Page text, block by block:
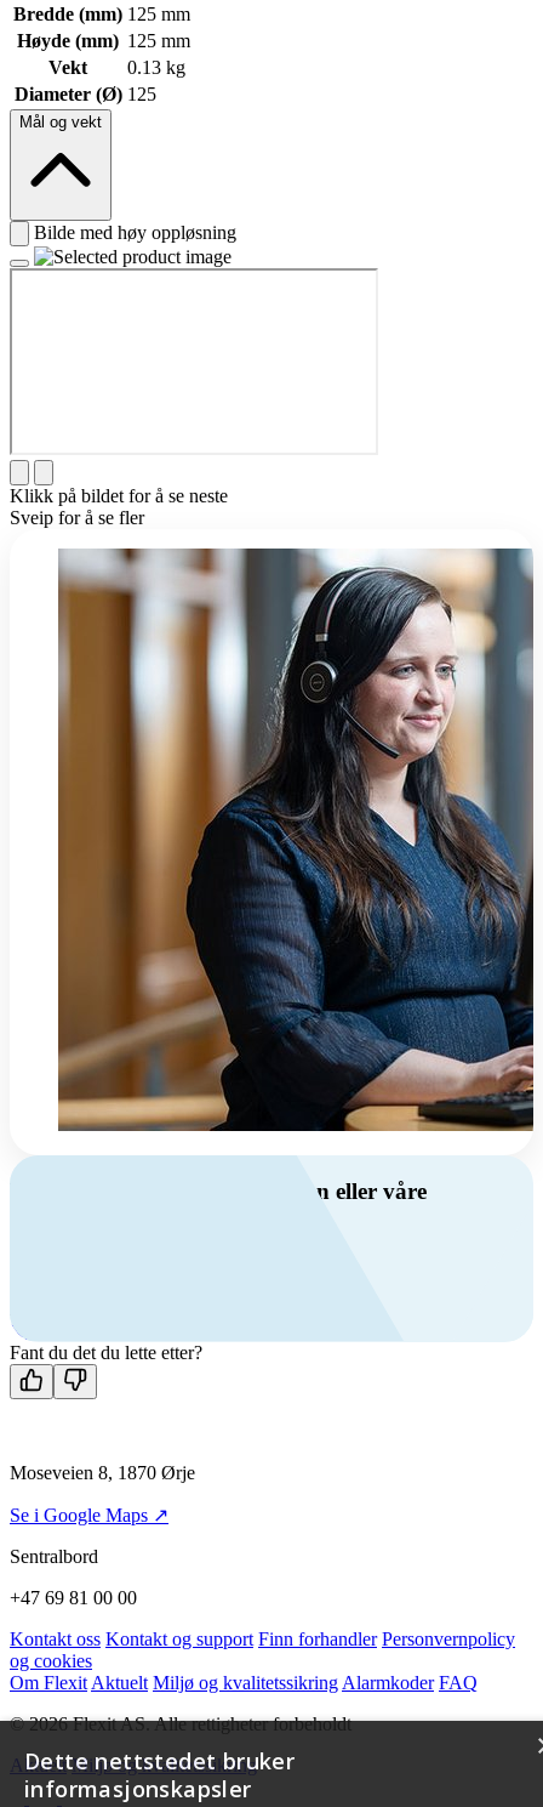
Bredde (mm) 125 mm
Høyde (mm) 125 mm
Vekt
0.13 kg
Diameter (Ø) 125
Mål og vekt
Bilde med høy oppløsning
Klikk på bildet for å se neste
Sveip for å se fler
Har du spørsmål om ventilasjon eller våre
Kontakt oss
Fant du det du lette etter?
Moseveien 8, 1870 Ørje
Se i Google Maps ↗
Sentralbord
+47 69 81 00 00
Kontakt oss Kontakt og support Finn forhandler Personvernpolicy
og cookies
Om Flexit Aktuelt Miljø og kvalitetssikring Alarmkoder FAQ
© 2026 Flexit AS. Alle rettigheter forbeholdt
Aktuelt Miljø og kvalitetssikring
Dette nettstedet bruker
informasjonskapsler